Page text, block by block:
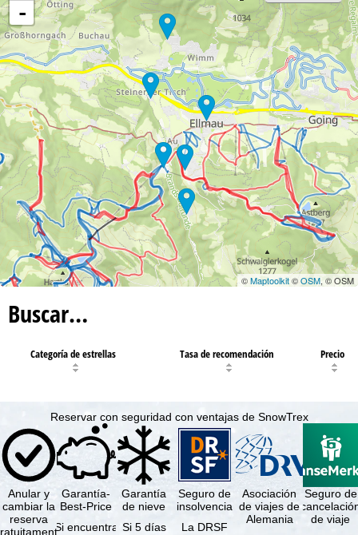
-
©Maptoolkit©OSM, © OSM
Buscar…
Categoría de estrellas Tasa de recomendación Precio
Reservar con seguridad con ventajas de SnowTrex
Anular y
cambiar la
reserva
Garantía-
Best-Price
Si encuentra
Garantía
de nieve
Si 5 días
Seguro de
insolvencia
La DRSF
Asociación
de viajes de
Alemania
Seguro de
de viaje